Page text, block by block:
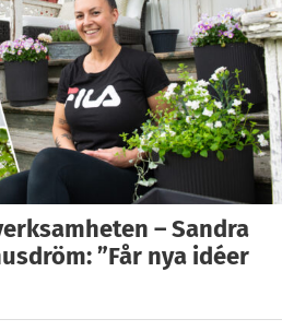
– Sandra
”Får nya idéer